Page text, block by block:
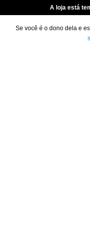
A loja está
Se você é o dono dela e